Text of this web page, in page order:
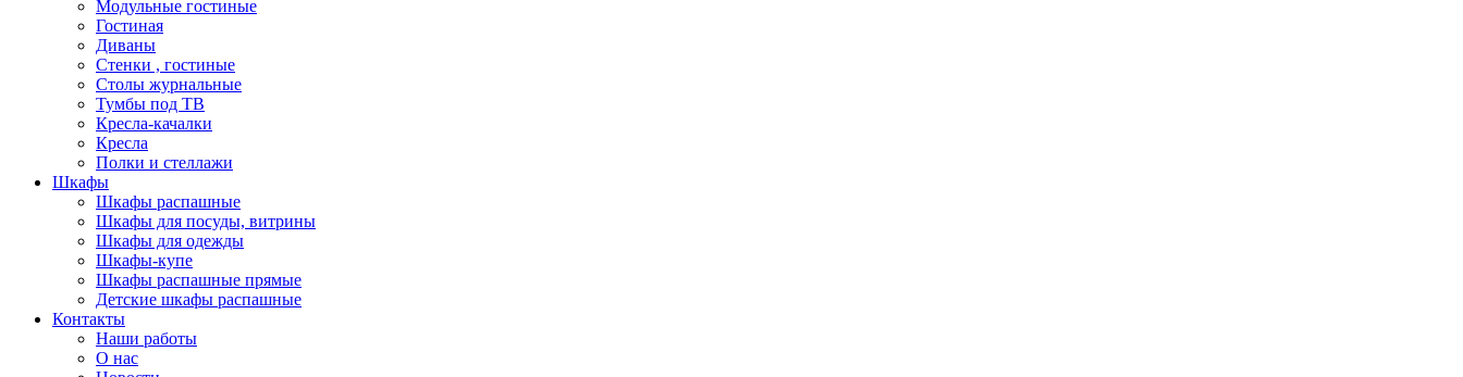
Модульные гостиные
Гостиная
Диваны
Стенки , гостиные
Столы журнальные
Тумбы под ТВ
Кресла-качалки
Кресла
Полки и стеллажи
Шкафы
Шкафы распашные
Шкафы для посуды, витрины
Шкафы для одежды
Шкафы-купе
Шкафы распашные прямые
Детские шкафы распашные
Контакты
Наши работы
О нас